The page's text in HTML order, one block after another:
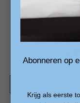
Abonneren op
Krijg als eerste